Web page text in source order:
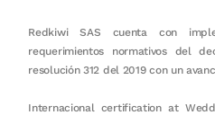
Redkiwi SAS cuenta con
requerimientos normativos del
resolución 312 del 2019 con un
Internacional certification at